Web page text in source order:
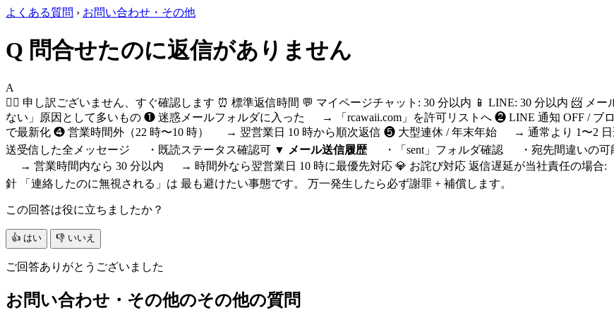
よくある質問 › お問い合わせ・その他
Q 問合せたのに返信がありません
A
🙇‍♀️ 申し訳ございません、すぐ確認します ⏰ 標準返信時間 💬 マイページチャット: 30 分以内 📱 LINE: 30 分以内 📨 メ
ない」原因として多いもの ❶ 迷惑メールフォルダに入った → 「rcawaii.com」を許可リストへ ❷ LINE 通知 OFF
で最新化 ❹ 営業時間外（22 時〜10 時） → 翌営業日 10 時から順次返信 ❺ 大型連休 / 年末年始 → 通常より 1〜2 日
送受信した全メッセージ ・既読ステータス確認可 ▼ メール送信履歴・「sent」フォルダ確認 ・宛先間違いの可能
→ 営業時間内なら 30 分以内 → 時間外なら翌営業日 10 時に最優先対応 💎 お詫び対応 返信遅延が当社責任の場合:
針 「連絡したのに無視される」は 最も避けたい事態です。 万一発生したら必ず謝罪 + 補償します。
この回答は役に立ちましたか？
👍 はい 👎 いいえ
ご回答ありがとうございました
お問い合わせ・その他のその他の質問